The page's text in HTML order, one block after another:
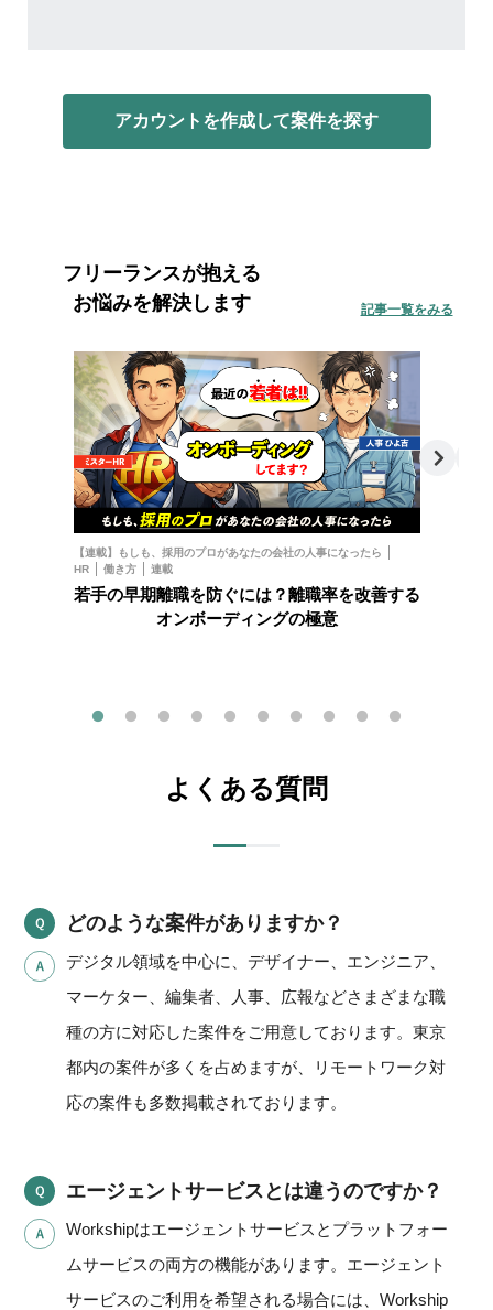
アカウントを作成して案件を探す
フリーランスが抱える
お悩みを解決します
【連載】もしも、採用のプロがあなたの会社の人事になったら
HR
働き方 連載
若手の早期離職を防ぐには？離職率を改善する
オンボーディングの極意
記事一覧をみる
よくある質問
どのような案件がありますか？
デジタル領域を中心に、デザイナー、エンジニア、
マーケター、編集者、人事、広報などさまざまな職
種の方に対応した案件をご用意しております。東京
都内の案件が多くを占めますが、リモートワーク対
応の案件も多数掲載されております。
エージェントサービスとは違うのですか？
Workshipはエージェントサービスとプラットフォー
ムサービスの両方の機能があります。エージェント
サービスのご利用を希望される場合には、Workship